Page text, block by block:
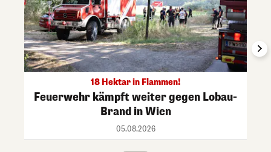
18 Hektar in Flammen!
Feuerwehr kämpft weiter gegen Lobau-
Brand in Wien
05.08.2026